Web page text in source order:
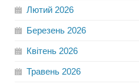
Лютий 2026
Березень 2026
Квітень 2026
Травень 2026